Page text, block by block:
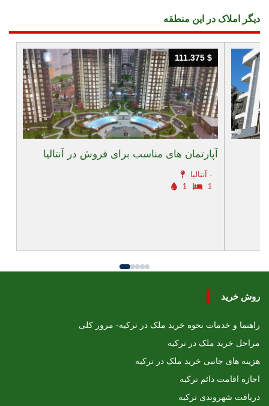
دیگر املاک در این منطقه
آپارتمان های مناسب برای فروش در آنتالیا
آنتالیا -
1
1
111.375 $
111.375 $
روش خرید
راهنما و خدمات نحوه خرید ملک در ترکیه- مرور کلی
مراحل خرید ملک در ترکیه
هزینه های جانبی خرید ملک در ترکیه
اجازه اقامت دائم ترکیه
دریافت شهروندی ترکیه